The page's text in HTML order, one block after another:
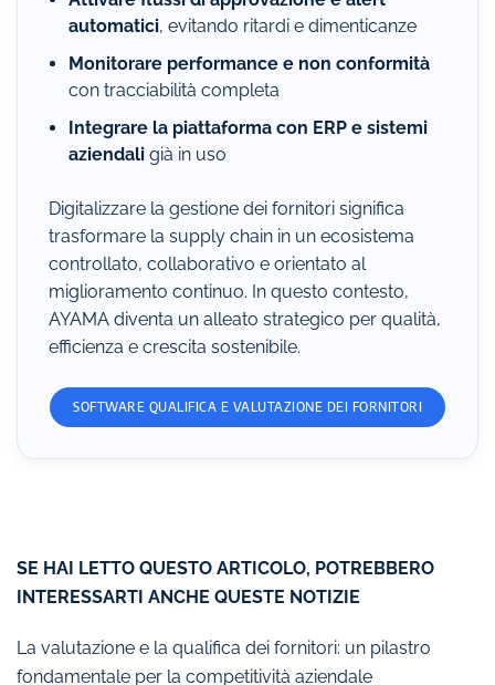
automatici, evitando ritardi e dimenticanze
Monitorare performance e non conformità
con tracciabilità completa
Integrare la piattaforma con ERP e sistemi
aziendali già in uso
Digitalizzare la gestione dei fornitori significa
trasformare la supply chain in un ecosistema
controllato, collaborativo e orientato al
miglioramento continuo. In questo contesto,
AYAMA diventa un alleato strategico per qualità,
efficienza e crescita sostenibile.
SOFTWARE QUALIFICA E VALUTAZIONE DEI FORNITORI
SE HAI LETTO QUESTO ARTICOLO, POTREBBERO
INTERESSARTI ANCHE QUESTE NOTIZIE
La valutazione e la qualifica dei fornitori: un pilastro
fondamentale per la competitività aziendale